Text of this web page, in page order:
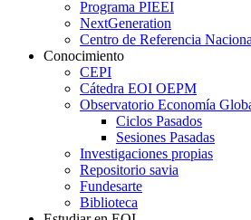
Programa PIEEI
NextGeneration
Centro de Referencia
Conocimiento
CEPI
Cátedra EOI OEPM
Observatorio Economía
Ciclos Pasados
Sesiones Pasadas
Investigaciones propias
Repositorio savia
Fundesarte
Biblioteca